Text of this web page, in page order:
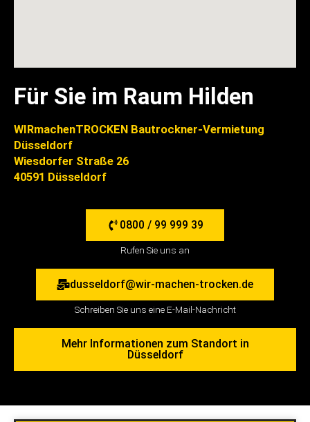
Für Sie im Raum Hilden
WIRmachenTROCKEN Bautrockner-Vermietung
Düsseldorf
Wiesdorfer Straße 26
40591 Düsseldorf
0800 / 99 999 39
Rufen Sie uns an
dusseldorf@wir-machen-trocken.de
Schreiben Sie uns eine E-Mail-Nachricht
Mehr Informationen zum Standort in
Düsseldorf